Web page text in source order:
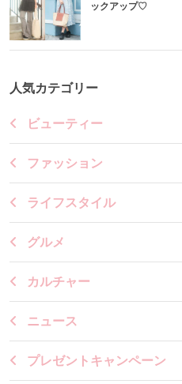
ックアップ♡
人気カテゴリー
ビューティー
ファッション
ライフスタイル
グルメ
カルチャー
ニュース
プレゼントキャンペーン